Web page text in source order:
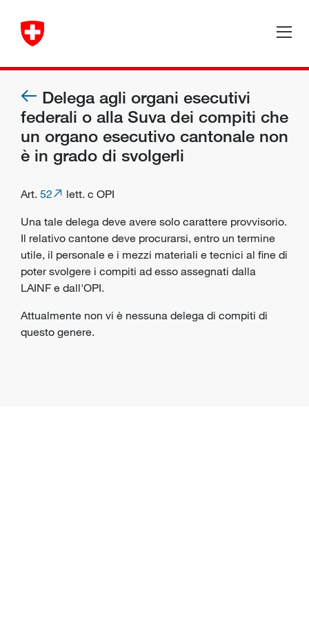
Delega agli organi esecutivi
federali o alla Suva dei compiti che
un organo esecutivo cantonale non
è in grado di svolgerli
Art. 52
lett. c OPI
Una tale delega deve avere solo carattere provvisorio.
Il relativo cantone deve procurarsi, entro un termine
utile, il personale e i mezzi materiali e tecnici al fine di
poter svolgere i compiti ad esso assegnati dalla
LAINF e dall'OPI.
Attualmente non vi è nessuna delega di compiti di
questo genere.